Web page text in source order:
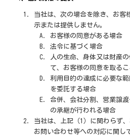
当社は、次の場合を除き、お客
示または提供しません。
お客様の同意がある場合
法令に基づく場合
人の生命、身体又は財産
て、お客様の同意を取る
利用目的の達成に必要な
を委託する場合
合併、会社分割、営業譲
の承継が行われる場合
当社は、上記（1）に関わらず
お問い合わせ等への対応に関し